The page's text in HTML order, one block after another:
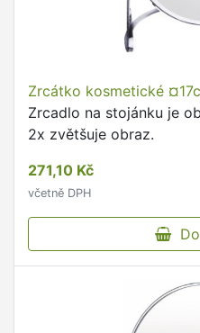
Zrcátko kosmetické
Zrcadlo na stojánku je
2x zvětšuje obraz.
271,10 Kč
včetně DPH
Do